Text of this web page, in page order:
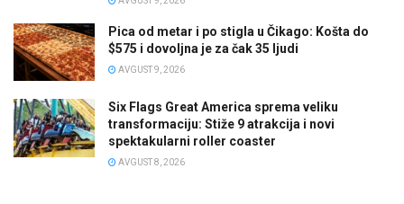
Pica od metar i po stigla u Čikago: Košta do
$575 i dovoljna je za čak 35 ljudi
AVGUST 9, 2026
Six Flags Great America sprema veliku
transformaciju: Stiže 9 atrakcija i novi
spektakularni roller coaster
AVGUST 8, 2026